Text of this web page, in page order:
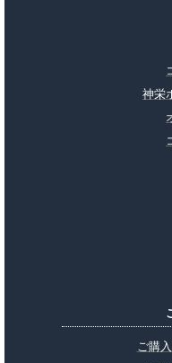
神栄
ご購